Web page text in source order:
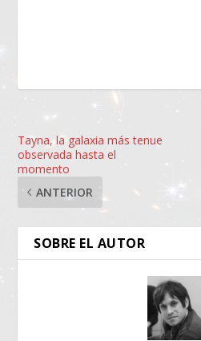
Tayna, la galaxia más tenue
observada hasta el
momento
ANTERIOR
SOBRE EL AUTOR